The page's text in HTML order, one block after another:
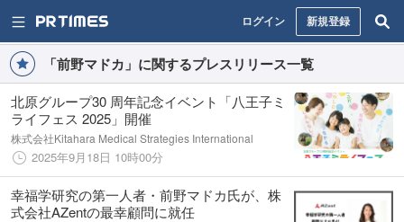
ログイン 新規登録
「前野マドカ」に関するプレスリリース一覧
北原グループ30 周年記念イベント「八王子ミ
ライフェス 2025」開催
株式会社Kitahara Medical Strategies International
2025年9月18日 10時00分
幸福学研究の第一人者・前野マドカ氏が、株
式会社AZentの最幸顧問に就任